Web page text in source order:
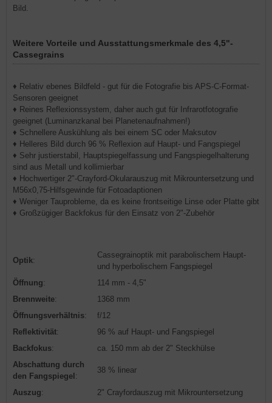
Bild.
Weitere Vorteile und Ausstattungsmerkmale des 4,5"-
Cassegrains
♦ Relativ ebenes Bildfeld - gut für die Fotografie bis APS-C-Format-
Sensoren geeignet
♦ Reines Reflexionssystem, daher auch gut für Infrarotfotografie
geeignet (Luminanzkanal bei Planetenaufnahmen!)
♦ Schnellere Auskühlung als bei einem SC oder Maksutov
♦ Helleres Bild durch 96 % Reflexion auf Haupt- und Fangspiegel
♦ Sehr justierstabil, Hauptspiegelfassung und Fangspiegelhalterung
sind aus Metall und kollimierbar
♦ Hochwertiger 2"-Crayford-Okularauszug mit Mikrountersetzung und
M56x0,75-Hilfsgewinde für Fotoadaptionen
♦ Weniger Tauprobleme, da es keine frontseitige Linse oder Platte gibt
♦ Großzügiger Backfokus für den Einsatz von 2"-Zubehör
Optik:
Cassegrainoptik mit parabolischem Haupt-
und hyperbolischem Fangspiegel
Öffnung:
114 mm - 4,5"
Brennweite:
1368 mm
Öffnungsverhältnis:
f/12
Reflektivität:
96 % auf Haupt- und Fangspiegel
Backfokus:
ca. 150 mm ab der 2" Steckhülse
Abschattung durch
den Fangspiegel:
38 % linear
Auszug:
2" Crayfordauszug mit Mikrountersetzung